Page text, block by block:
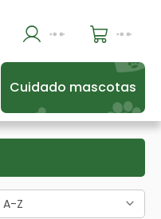
Cuidado mascotas
A-Z